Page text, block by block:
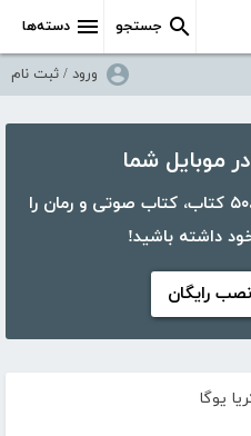
دسته‌ها جستجو
ورود / ثبت نام
با اپلیکیشن کتابراه، بیش از ۵۰،۰۰۰ کتاب، کتاب صوتی و رمان را
داشته باشید!
رایگان